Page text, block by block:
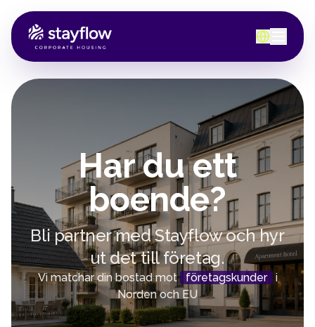
Har du ett
boende?
Bli partner med Stayflow och hyr
ut det till företag.
Vi matchar din bostad mot företagskunder
i
Norden och EU